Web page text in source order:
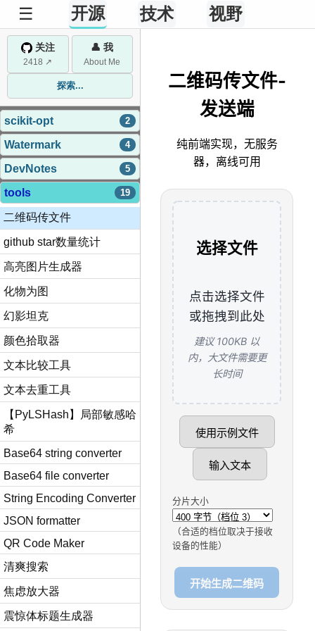
☰ 开源 技术 视野
关注
2418 ↗
👤 我
About Me
探索...
scikit-opt 2
Watermark 4
DevNotes 5
tools 19
二维码传文件
github star数量统计
高亮图片生成器
化物为图
幻影坦克
颜色拾取器
文本比较工具
文本去重工具
【PyLSHash】局部敏感哈
希
Base64 string converter
Base64 file converter
String Encoding Converter
JSON formatter
QR Code Maker
清爽搜索
焦虑放大器
震惊体标题生成器